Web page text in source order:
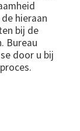
hieraan
bij de
Bureau
door u bij